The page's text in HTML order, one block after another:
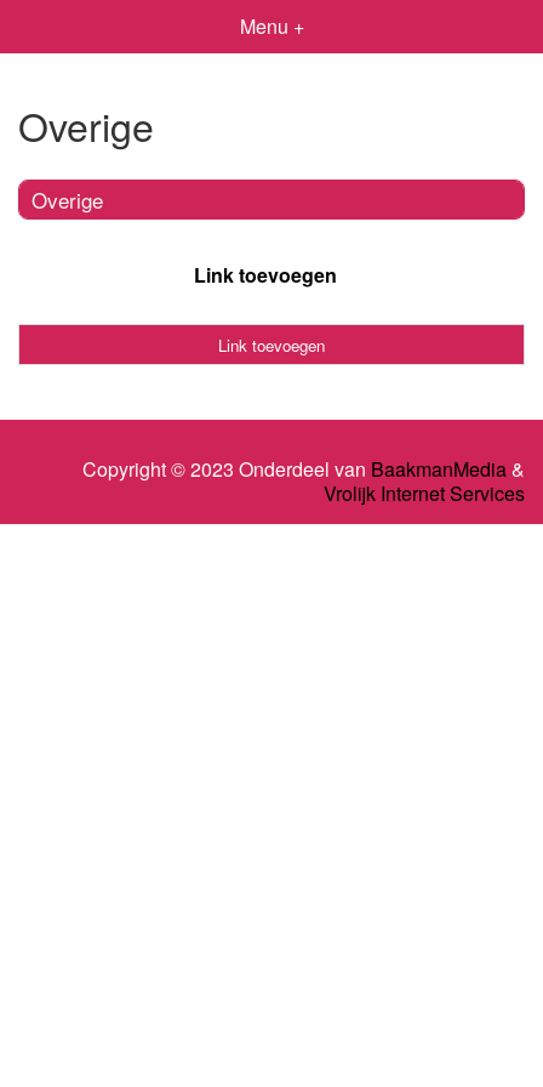
Menu +
Overige
Overige
Link toevoegen
Link toevoegen
Copyright © 2023 Onderdeel van BaakmanMedia&
Vrolijk Internet Services